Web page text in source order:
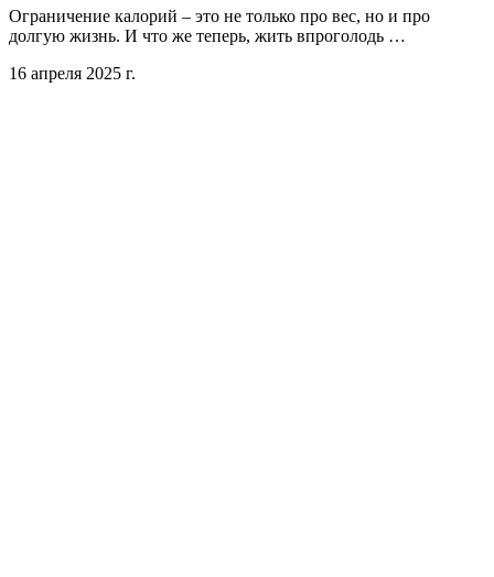
Ограничение калорий – это не только про вес, но и про
долгую жизнь. И что же теперь, жить впроголодь …
16 апреля 2025 г.